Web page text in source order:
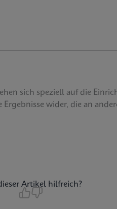
sich speziell auf die
wider, die an
Artikel hilfreich?